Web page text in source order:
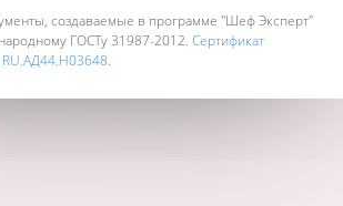
создаваемые в программе "Шеф Эксперт"
ГОСТу 31987-2012. Сертификат